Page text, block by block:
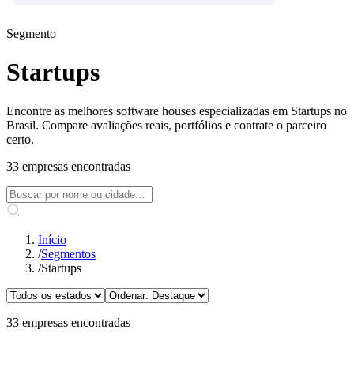
Segmento
Startups
Encontre as melhores software houses especializadas em Startups no
Brasil. Compare avaliações reais, portfólios e contrate o parceiro
certo.
33 empresas encontradas
Início
/Segmentos
/Startups
33 empresas encontradas